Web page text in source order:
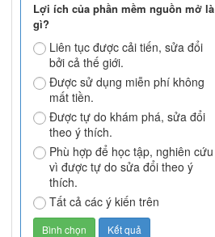
Lợi ích của phần mềm nguồn mở là
gì?
Liên tục được cải tiến, sửa đổi
bởi cả thế giới.
Được sử dụng miễn phí không
mất tiền.
Được tự do khám phá, sửa đổi
theo ý thích.
Phù hợp để học tập, nghiên cứu
vì được tự do sửa đổi theo ý
thích.
Tất cả các ý kiến trên